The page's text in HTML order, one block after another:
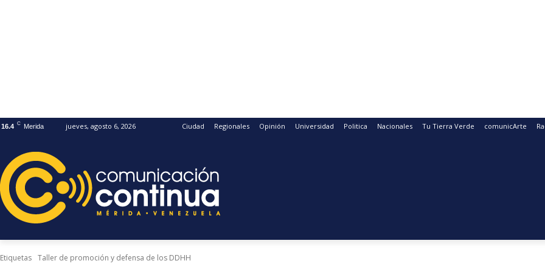
16.4 C Merida jueves, agosto 6, 2026 Ciudad Regionales Opinión Universidad Politica Nacionales Tu Tierra Verde comunicArte
Etiquetas Taller de promoción y defensa de los DDHH